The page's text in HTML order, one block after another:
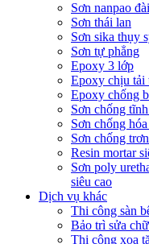
Sơn nanpao
Sơn thái lan
Sơn sika thụy
Sơn tự phẳng
Epoxy 3 lớp
Epoxy chịu tải
Epoxy chống
Sơn chống
Sơn chống
Sơn chống
Resin mortar
Sơn poly
siêu cao
Dịch vụ khác
Thi công sàn
Bảo trì sửa
Thi công xoa